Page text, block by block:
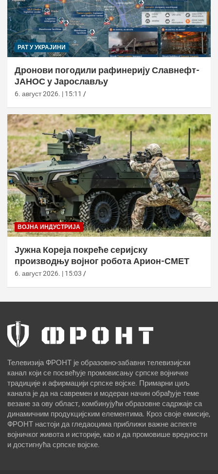
РАТ У УКРАЈИНИ
Дронови погодили рафинерију Славнефт-
ЈАНОС у Јарослављу
6. август 2026. | 15:11
ВОЈНА ИНДУСТРИЈА
Јужна Кореја покреће серијску
производњу војног робота Арион-СМЕТ
6. август 2026. | 15:03
Телевизија ФРОНТ је образовно-забавни телевизијски
канал који се посвећује промовисању српске војничке
традиције и афирмацији српске војске. Примарни циљ
канала је да на савремен и модеран начин обрађује теме
везане за ову област, комбинујући образовне садржаје са
динамичним продукцијским елементима. Кроз своје емисије,
ФРОНТ настоји да гледаоцима приближи важне аспекте
војничког живота и историје, као и да промовише вредности
и достигнућа српске војске.